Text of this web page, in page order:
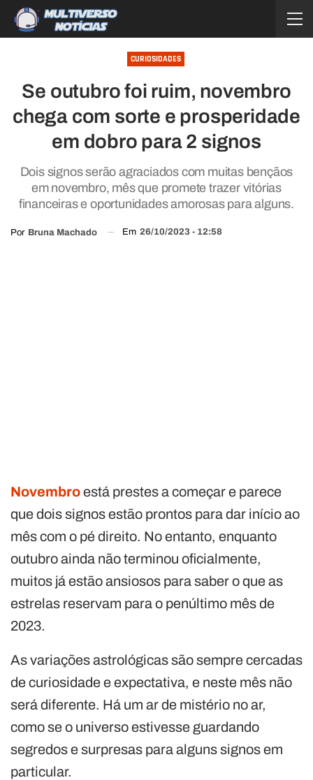
CURIOSIDADES
Se outubro foi ruim, novembro
chega com sorte e prosperidade
em dobro para 2 signos
Dois signos serão agraciados com muitas bençãos
em novembro, mês que promete trazer vitórias
financeiras e oportunidades amorosas para alguns.
Por Bruna Machado Em 26/10/2023 - 12:58
Novembroestá prestes a começar e parece
que dois signos estão prontos para dar início ao
mês com o pé direito. No entanto, enquanto
outubro ainda não terminou oficialmente,
muitos já estão ansiosos para saber o que as
estrelas reservam para o penúltimo mês de
2023.
As variações astrológicas são sempre cercadas
de curiosidade e expectativa, e neste mês não
será diferente. Há um ar de mistério no ar,
como se o universo estivesse guardando
segredos e surpresas para alguns signos em
particular.